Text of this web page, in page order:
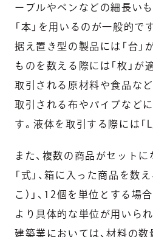
ーブルやペンなどの細長い
「本」を用いるのが一般的で
据え置き型の製品には「台」
ものを数える際には「枚」が
取引される原材料や食品など
取引される布やパイプなどに
す。液体を取引する際には「L
また、複数の商品がセット
「式」、箱に入った商品を数
こ）」、12個を単位とする場合
より具体的な単位が用いら
建築業においては、材料の数